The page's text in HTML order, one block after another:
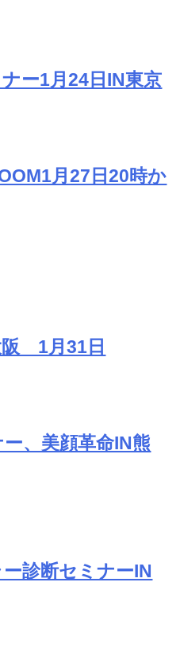
ー1月24日IN東京
月27日20時か
1月31日
、美顔革命IN熊
診断セミナーIN